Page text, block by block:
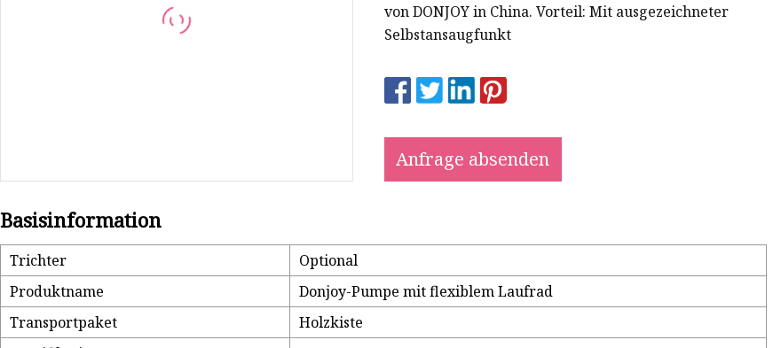
Schrägsitzventil
von DONJOY in China. Vorteil: Mit ausgezeichneter
Selbstansaugfunkt
Anfrage absenden
Basisinformation
Trichter
Optional
Produktname
Donjoy-Pumpe mit flexiblem Laufrad
Transportpaket
Holzkiste